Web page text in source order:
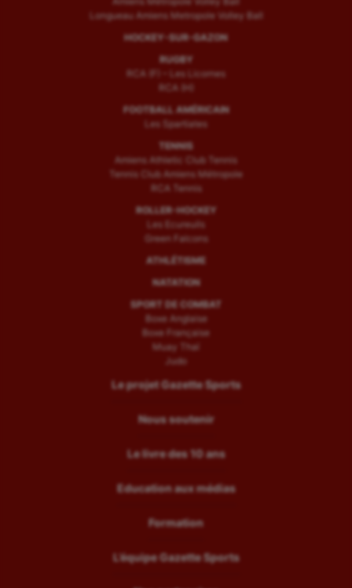
Longueau Amiens Metropole Volley Ball
HOCKEY-SUR-GAZON
RUGBY
RCA (F) – Les Licornes
RCA (H)
FOOTBALL AMÉRICAIN
Les Spartiates
TENNIS
Amiens Athletic Club Tennis
Tennis Club Amiens Métropole
RCA Tennis
ROLLER-HOCKEY
Les Ecureuils
Green Falcons
ATHLÉTISME
NATATION
SPORT DE COMBAT
Boxe Anglaise
Boxe Française
Muay Thaï
Judo
Le projet Gazette Sports
Nous soutenir
Le livre des 10 ans
Education aux médias
Formation
L’équipe Gazette Sports